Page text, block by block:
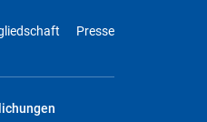
Presse